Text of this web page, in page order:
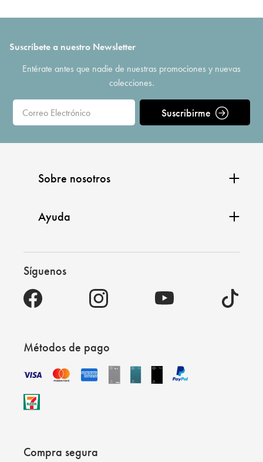
Suscríbete a nuestro Newsletter
Entérate antes que nadie de nuestras promociones y nuevas
colecciones.
Suscribirme
Sobre nosotros
Ayuda
Síguenos
Métodos de pago
Compra segura